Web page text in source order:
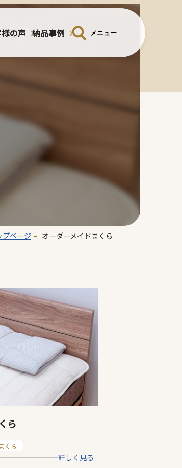
の声 納品事例 メニュー
プページ オーダーメイドまくら
ら
くら
詳しく見る